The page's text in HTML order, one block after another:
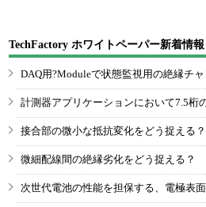
TechFactory ホワイトペーパー新着情報
DAQ用?Moduleで状態監視用の絶縁チ
計測器アプリケーションにおいて7.5桁
接合部の微小な抵抗変化をどう捉える
微細配線間の絶縁劣化をどう捉える？
次世代電池の性能を担保する、電極表